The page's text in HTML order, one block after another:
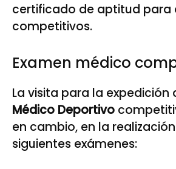
certificado de aptitud para
competitivos.
Examen médico
La visita para la expedición
Médico Deportivo
en cambio, en la
siguientes exámenes: